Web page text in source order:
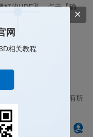
好的UDF孔，点击【确
完成。
孔的方法，希望对您有所
方公众号！
网
相关教程